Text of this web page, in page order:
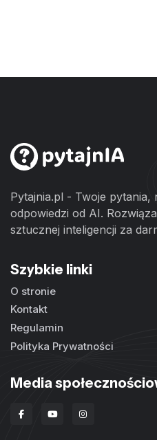
Pytajnia.pl - Twoje pytania,
odpowiedzi od AI.
sztucznej inteligencji za
Szybkie linki
O stronie
Kontakt
Regulamin
Polityka Prywatności
Media